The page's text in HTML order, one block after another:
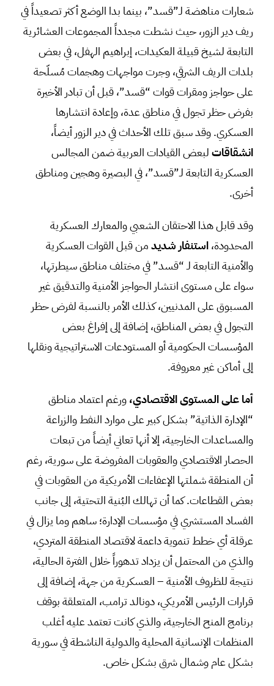
شعارات مناهضة لـ”قسد”، بينما بدا الوضع أكثر تصعيداً في
ريف دير الزور، حيث نشطت مجدداً المجموعات العشائرية
التابعة لشيخ قبيلة العكيدات، إبراهيم الهفل، في بعض
بلدات الريف الشرقي، وجرت مواجهات وهجمات مُسلّحة
على حواجز ومقرات قوات “قسد”، قبل أن تبادر الأخيرة
بفرض حظر تجول في مناطق عدة، وإعادة انتشارها
العسكري. وقد سبق تلك الأحداث في دير الزور أيضاً،
انشقاقاتلبعض القيادات العربية ضمن المجالس
العسكرية التابعة لـ”قسد”، في البصيرة وهجين ومناطق
أخرى.
وقد قابل هذا الاحتقان الشعبي والمعارك العسكرية
المحدودة،استنفار شديدمن قبل القوات العسكرية
والأمنية التابعة لـ “قسد” في مختلف مناطق سيطرتها،
سواء على مستوى انتشار الحواجز الأمنية والتدقيق غير
المسبوق على المدنيين، كذلك الأمر بالنسبة لفرض حظر
التجول في بعض المناطق، إضافة إلى إفراغ بعض
المؤسسات الحكومية أو المستودعات الاستراتيجية ونقلها
إلى أماكن غير معروفة.
أما على المستوى الاقتصادي،ورغم اعتماد مناطق
“الإدارة الذاتية” بشكل كبير على موارد النفط والزراعة
والمساعدات الخارجية، إلا أنها تعاني أيضاً من تبعات
الحصار الاقتصادي والعقوبات المفروضة على سورية، رغم
أن المنطقة شملتها الإعفاءات الأمريكية من العقوبات في
بعض القطاعات. كما أن تهالك البُنية التحتية، إلى جانب
الفساد المستشري في مؤسسات الإدارة؛ ساهم وما يزال في
عرقلة أي خطط تنموية داعمة لاقتصاد المنطقة المتردي،
والذي من المحتمل أن يزداد تدهوراً خلال الفترة الحالية،
نتيجة للظروف الأمنية – العسكرية من جهة، إضافة إلى
قرارات الرئيس الأمريكي، دونالد ترامب، المتعلقة بوقف
برنامج المنح الخارجية، والذي كانت تعتمد عليه أغلب
المنظمات الإنسانية المحلية والدولية الناشطة في سورية
بشكل عام وشمال شرق بشكل خاص.